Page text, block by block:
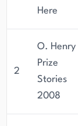
Here
2
O. Henry
Prize
Stories
2008